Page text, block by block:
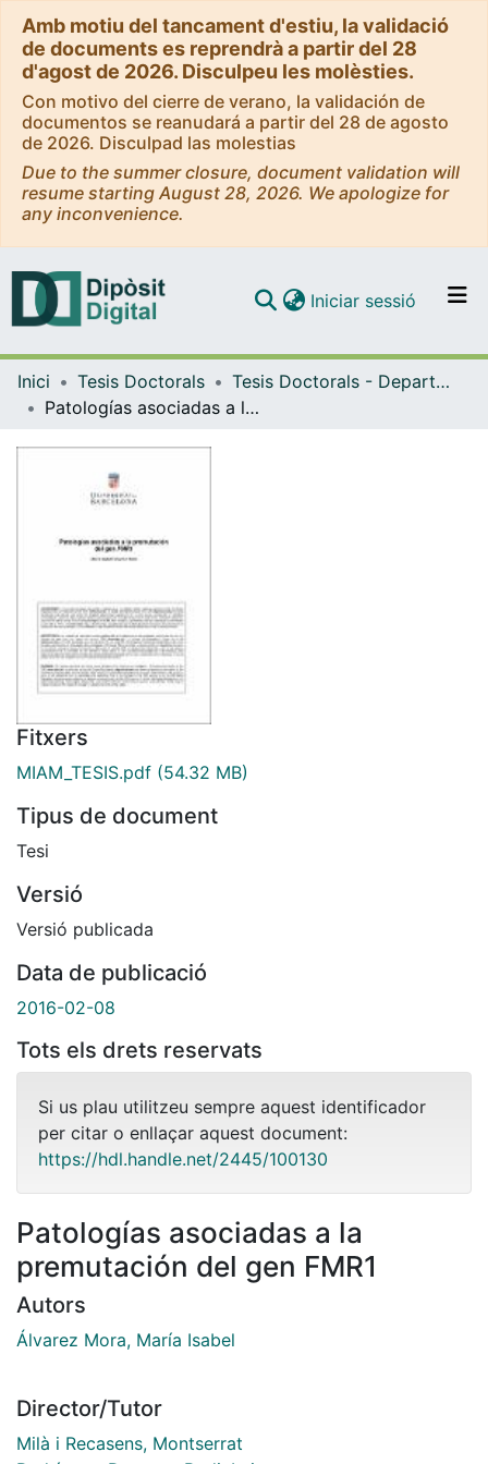
Amb motiu del tancament d'estiu, la validació
de documents es reprendrà a partir del 28
d'agost de 2026. Disculpeu les molèsties.
Con motivo del cierre de verano, la validación de
documentos se reanudará a partir del 28 de agosto
de 2026. Disculpad las molestias
Due to the summer closure, document validation will
resume starting August 28, 2026. We apologize for
any inconvenience.
Navega per tot el DD
Iniciar sessió (current)
Inici Tesis Doctorals
Tesis Doctorals - Departament - Genètica
Patologías asociadas a la premutación del gen FMR1
Fitxers
MIAM_TESIS.pdf (54.32 MB)
Tipus de document
Tesi
Versió
Versió publicada
Data de publicació
2016-02-08
Tots els drets reservats
Si us plau utilitzeu sempre aquest identificador
per citar o enllaçar aquest document:
https://hdl.handle.net/2445/100130
Patologías asociadas a la
premutación del gen FMR1
Autors
Álvarez Mora, María Isabel
Director/Tutor
Milà i Recasens, Montserrat